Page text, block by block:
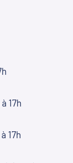
17h
17h